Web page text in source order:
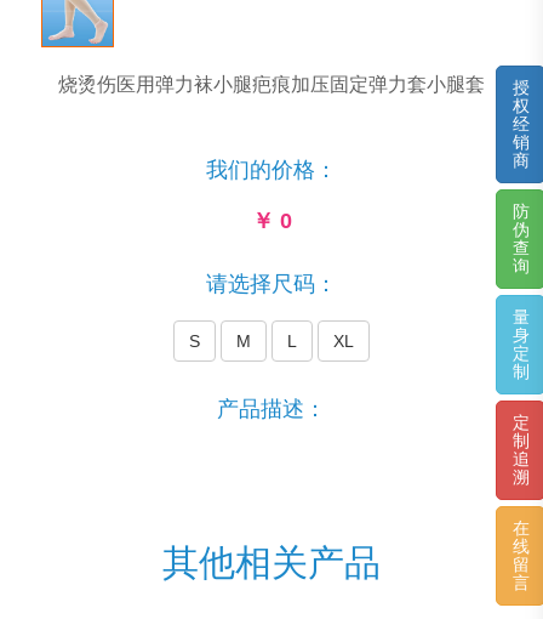
烧烫伤医用弹力袜小腿疤痕加压固定弹力套小腿套
我们的价格：
￥ 0
请选择尺码：
S M L XL
产品描述：
其他相关产品
授
权
经
销
商
防
伪
查
询
量
身
定
制
定
制
追
溯
在
线
留
言